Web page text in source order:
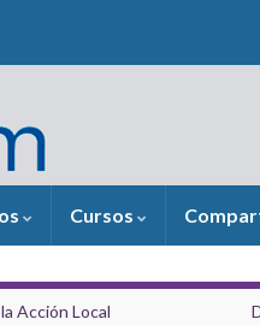
Cursos
Acción Local